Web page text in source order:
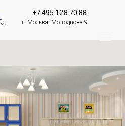
+7 495 128 70 88
г. Москва, Молодцова 9